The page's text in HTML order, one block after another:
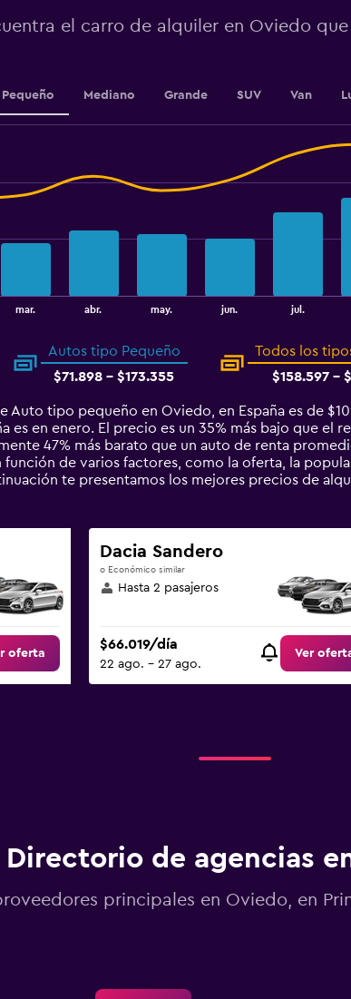
el carro de alquiler en Oviedo
Pequeño Mediano Grande SUV Van
mar. abr. may. jun. jul.
Autos tipo Pequeño
$71.898 - $173.355
Todos los
$158.597 -
Auto tipo pequeño en Oviedo, en España es de
es en enero. El precio es un 35% más bajo que el
47% más barato que un auto de renta
de varios factores, como la oferta, la
te presentamos los mejores precios de
oferta
Dacia Sandero
o Económico similar
Hasta 2 pasajeros
$66.019/día
22 ago. - 27 ago.
Ver
Directorio de agencias
principales en Oviedo, en